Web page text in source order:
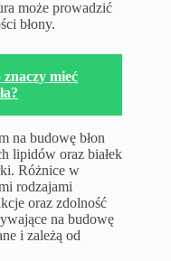
może prowadzić
błony.
mieć
na budowę błon
lipidów oraz białek
Różnice w
rodzajami
oraz zdolność
na budowę
i zależą od